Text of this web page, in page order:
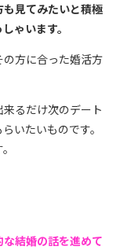
見てみたいと積極
ゃいます。
方に合った婚活方
るだけ次のデート
いたいものです。
結婚の話を進めて